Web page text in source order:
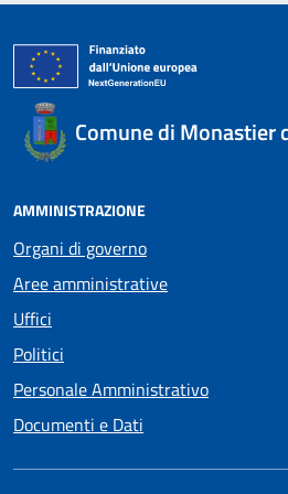
Comune di Monastier
AMMINISTRAZIONE
Organi di governo
Aree amministrative
Uffici
Politici
Personale Amministrativo
Documenti e Dati